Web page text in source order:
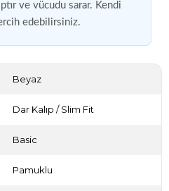
ve vücudu sarar. Kendi
edebilirsiniz.
Beyaz
Dar Kalıp / Slim Fit
Basic
Pamuklu